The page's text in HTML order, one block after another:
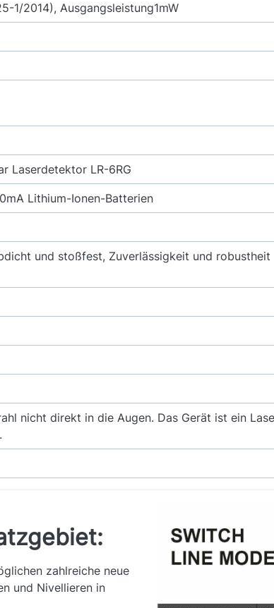
1/2014), Ausgangsleistung1mW
Laserdetektor LR-6RG
Lithium-Ionen-Batterien
und stoßfest, Zuverlässigkeit und robustheit
nicht direkt in die Augen. Das Gerät ist ein
zahlreiche neue
und Nivellieren in